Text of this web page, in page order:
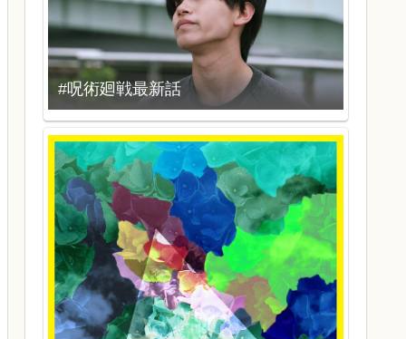
#呪術廻戦最新話